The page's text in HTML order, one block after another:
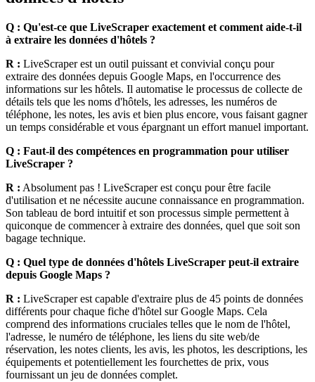
Q : Qu'est-ce que LiveScraper exactement et comment aide-t-il
à extraire les données d'hôtels ?
R : LiveScraper est un outil puissant et convivial conçu pour
extraire des données depuis Google Maps, en l'occurrence des
informations sur les hôtels. Il automatise le processus de collecte de
détails tels que les noms d'hôtels, les adresses, les numéros de
téléphone, les notes, les avis et bien plus encore, vous faisant gagner
un temps considérable et vous épargnant un effort manuel important.
Q : Faut-il des compétences en programmation pour utiliser
LiveScraper ?
R : Absolument pas ! LiveScraper est conçu pour être facile
d'utilisation et ne nécessite aucune connaissance en programmation.
Son tableau de bord intuitif et son processus simple permettent à
quiconque de commencer à extraire des données, quel que soit son
bagage technique.
Q : Quel type de données d'hôtels LiveScraper peut-il extraire
depuis Google Maps ?
R : LiveScraper est capable d'extraire plus de 45 points de données
différents pour chaque fiche d'hôtel sur Google Maps. Cela
comprend des informations cruciales telles que le nom de l'hôtel,
l'adresse, le numéro de téléphone, les liens du site web/de
réservation, les notes clients, les avis, les photos, les descriptions, les
équipements et potentiellement les fourchettes de prix, vous
fournissant un jeu de données complet.